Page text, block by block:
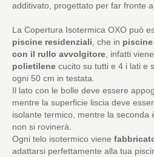
additivato, progettato per far fronte
La Copertura Isotermica OXO può
piscine residenziali , che in
con il rullo avvolgitore , infatti
polietilene cucito su tutti e 4 i lati e
ogni 50 cm in testata.
Il lato con le bolle deve essere
mentre la superficie liscia deve
isolante termico, mentre la seconda
non si rovinerà.
Ogni telo isotermico viene
adattarsi perfettamente alla tua